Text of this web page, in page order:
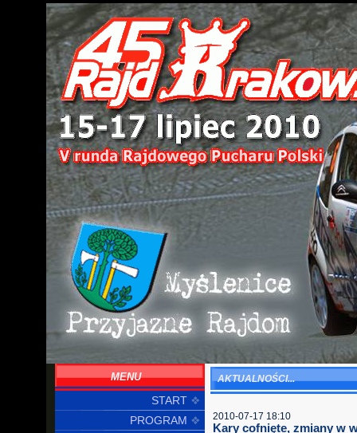
MENU
START
PROGRAM
AKTUALNOŚCI...
2010-07-17 18:10
Kary cofnięte, zmiany w